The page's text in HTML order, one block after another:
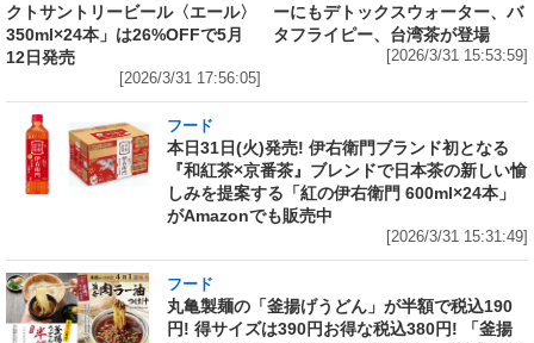
クトサントリービール〈エール〉
350ml×24本」は26%OFFで5月
12日発売
[2026/3/31 17:56:05]
ーにもデトックスウォーター、バ
タフライピー、台湾茶が登場
[2026/3/31 15:53:59]
フード
本日31日(火)発売! 伊右衛門ブランド初となる
『和紅茶×京番茶』ブレンドで日本茶の新しい愉
しみを提案する「紅の伊右衛門 600ml×24本」
がAmazonでも販売中
[2026/3/31 15:31:49]
フード
丸亀製麺の「釜揚げうどん」が半額で税込190
円! 得サイズは390円お得な税込380円! 「釜揚